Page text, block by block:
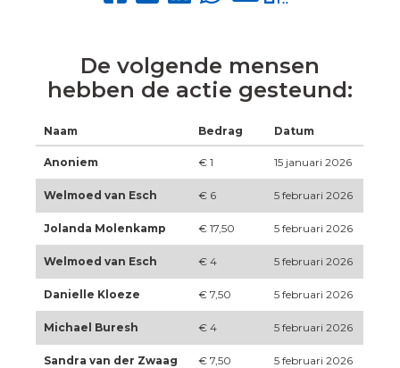
De volgende mensen
hebben de actie gesteund:
Naam Bedrag Datum
Anoniem € 1 15 januari 2026
Welmoed van Esch € 6 5 februari 2026
Jolanda Molenkamp € 17,50 5 februari 2026
Welmoed van Esch € 4 5 februari 2026
Danielle Kloeze € 7,50 5 februari 2026
Michael Buresh € 4 5 februari 2026
Sandra van der Zwaag € 7,50 5 februari 2026